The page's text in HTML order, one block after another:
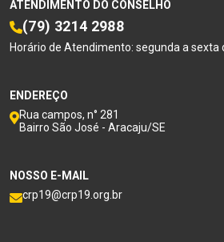
ATENDIMENTO DO CONSELHO
(79) 3214 2988
Horário de Atendimento: segunda a sexta
ENDEREÇO
Rua campos, n° 281
Bairro São José - Aracaju/SE
NOSSO E-MAIL
crp19@crp19.org.br